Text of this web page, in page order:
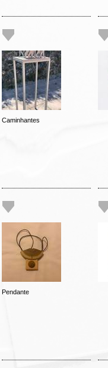
Caminhantes
Pendante